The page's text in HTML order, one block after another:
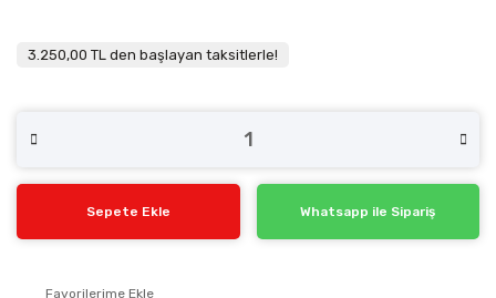
3.250,00 TL den başlayan taksitlerle!
Sepete Ekle Whatsapp ile Sipariş